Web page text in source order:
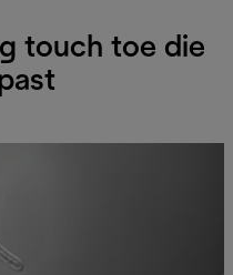
touch toe die